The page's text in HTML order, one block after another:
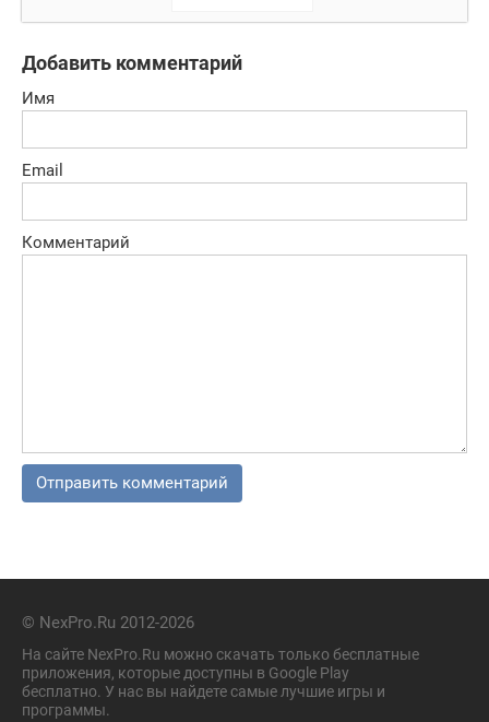
гонка
Добавить комментарий
Имя
Email
Комментарий
© NexPro.Ru 2012-2026
На сайте NexPro.Ru можно скачать только бесплатные
приложения, которые доступны в Google Play
бесплатно. У нас вы найдете самые лучшие игры и
программы.